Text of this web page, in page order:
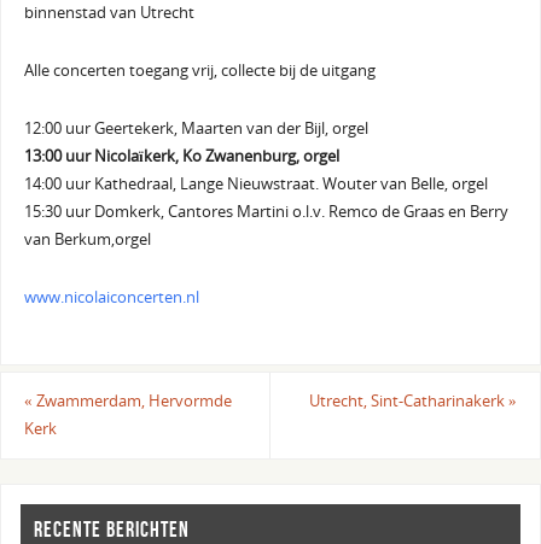
binnenstad van Utrecht
Alle concerten toegang vrij, collecte bij de uitgang
12:00 uur Geertekerk, Maarten van der Bijl, orgel
13:00 uur Nicolaïkerk, Ko Zwanenburg, orgel
14:00 uur Kathedraal, Lange Nieuwstraat. Wouter van Belle, orgel
15:30 uur Domkerk, Cantores Martini o.l.v. Remco de Graas en Berry
van Berkum,orgel
www.nicolaiconcerten.nl
« Zwammerdam, Hervormde
Kerk
Utrecht, Sint-Catharinakerk»
RECENTE BERICHTEN